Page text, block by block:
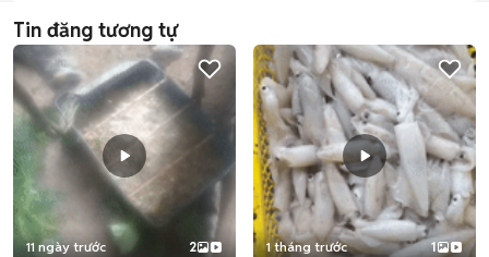
Tin đăng tương tự
11 ngày trước 2 1 tháng trước 1